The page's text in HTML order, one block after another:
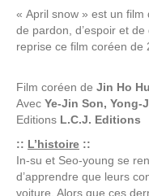
« April snow » est un
de pardon, d’espoir et
reprise ce film coréen de
Film coréen de Jin Ho
Avec Ye-Jin Son, Yong-
Editions L.C.J. Editions
:: L’histoire ::
In-su et Seo-young se
d’apprendre que leurs
voiture. Alors que ces